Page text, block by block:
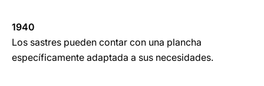
1940
Los sastres pueden contar con una plancha
específicamente adaptada a sus necesidades.